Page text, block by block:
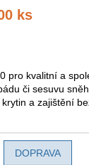
ks
pro kvalitní a
či sesuvu
a zajištění
DOPRAVA